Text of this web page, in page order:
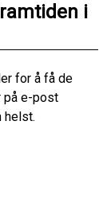
i
for å få de
på e-post
helst.